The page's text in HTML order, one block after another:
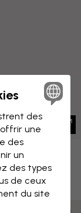
Enregistrer
des
une
des
un
des types
de ceux
du site